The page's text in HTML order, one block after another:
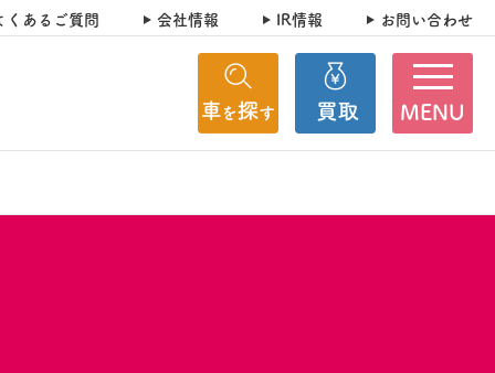
くあるご質問 会社情報 IR情報 お問い合わせ
MENU